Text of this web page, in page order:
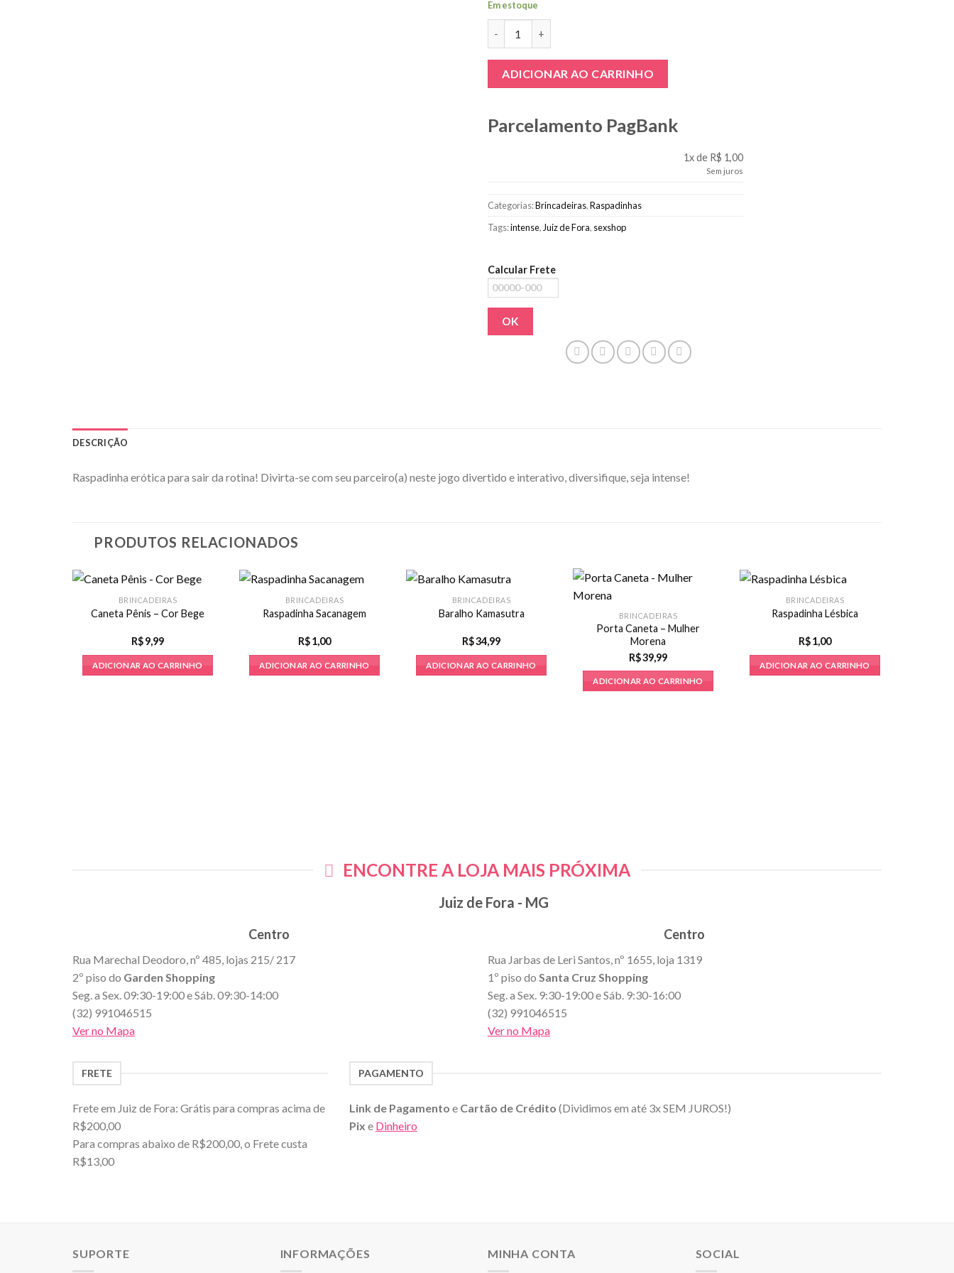
Em estoque
ADICIONAR AO CARRINHO
Parcelamento PagBank
1x de R$ 1,00
Sem juros
Categorias:Brincadeiras,Raspadinhas
Tags:intense, Juiz de Fora, sexshop
Calcular Frete
OK
DESCRIÇÃO
Raspadinha erótica para sair da rotina! Divirta-se com seu parceiro(a) neste jogo divertido e interativo, diversifique, seja intense!
PRODUTOS RELACIONADOS
BRINCADEIRAS
Caneta Pênis – Cor Bege
R$ 9,99
ADICIONAR AO CARRINHO
BRINCADEIRAS
Raspadinha Sacanagem
R$ 1,00
ADICIONAR AO CARRINHO
BRINCADEIRAS
Baralho Kamasutra
R$34,99
ADICIONAR AO CARRINHO
BRINCADEIRAS
Porta Caneta – Mulher
Morena
R$39,99
ADICIONAR AO CARRINHO
BRINCADEIRAS
Raspadinha Lésbica
R$ 1,00
ADICIONAR AO CARRINHO
ENCONTRE A LOJA MAIS PRÓXIMA
Juiz de Fora - MG
Centro
Rua Marechal Deodoro, nº 485, lojas 215/ 217
2º piso do Garden Shopping
Seg. a Sex. 09:30-19:00 e Sáb. 09:30-14:00
(32) 991046515
Ver no Mapa
Centro
Rua Jarbas de Leri Santos, nº 1655, loja 1319
1º piso do Santa Cruz Shopping
Seg. a Sex. 9:30-19:00 e Sáb. 9:30-16:00
(32) 991046515
Ver no Mapa
FRETE
Frete em Juiz de Fora: Grátis para compras acima de
R$200,00
Para compras abaixo de R$200,00, o Frete custa
R$13,00
PAGAMENTO
Link de Pagamento e Cartão de Crédito (Dividimos em até 3x SEM JUROS!)
Pix e Dinheiro
SUPORTE INFORMAÇÕES MINHA CONTA SOCIAL